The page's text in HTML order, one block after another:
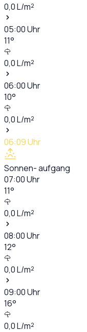
0,0L/m²
05:00Uhr
11°
0,0L/m²
06:00Uhr
10°
0,0L/m²
06:09Uhr
Sonnen- aufgang
07:00Uhr
11°
0,0L/m²
08:00Uhr
12°
0,0L/m²
09:00Uhr
16°
0,0L/m²